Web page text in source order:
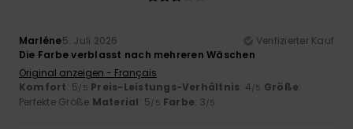
Marléne5. Juli 2026
Verifizierter Kauf
Die Farbe verblasst nach mehreren Wäschen
Original anzeigen - Français
Komfort: 5/5 Preis-Leistungs-Verhältnis: 4/5 Größe:
Perfekte Größe Material: 5/5 Farbe: 3/5